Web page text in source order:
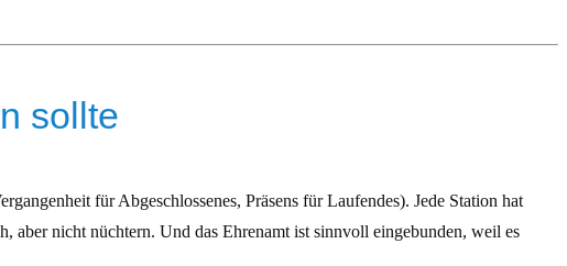
sollte
für Abgeschlossenes, Präsens für Laufendes). Jede Station hat
aber nicht nüchtern. Und das Ehrenamt ist sinnvoll eingebunden, weil es